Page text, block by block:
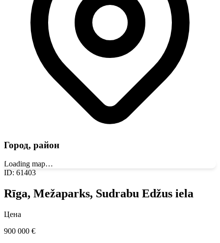
Город, район
Loading map…
ID: 61403
Rīga, Mežaparks, Sudrabu Edžus iela
Цена
900 000 €